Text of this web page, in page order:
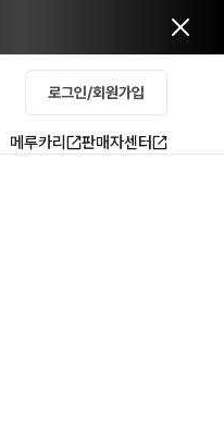
로그인/회원가입
메루카리 판매자센터